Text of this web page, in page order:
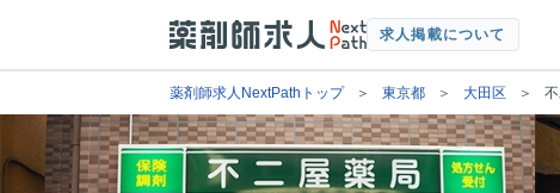
求人掲載について
薬剤師求人NextPathトップ 東京都 大田区